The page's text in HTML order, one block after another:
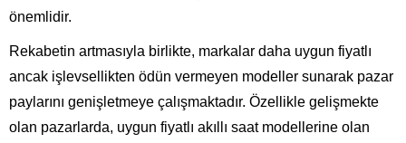
önemlidir.
Rekabetin artmasıyla birlikte, markalar daha uygun fiyatlı
ancak işlevsellikten ödün vermeyen modeller sunarak pazar
paylarını genişletmeye çalışmaktadır. Özellikle gelişmekte
olan pazarlarda, uygun fiyatlı akıllı saat modellerine olan